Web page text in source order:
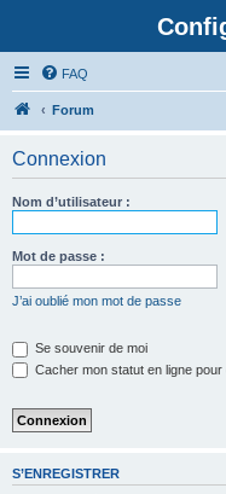
FAQ
Forum
Connexion
Nom d’utilisateur :
Mot de passe :
J’ai oublié mon mot de passe
Se souvenir de moi
Cacher mon statut en ligne
S’ENREGISTRER